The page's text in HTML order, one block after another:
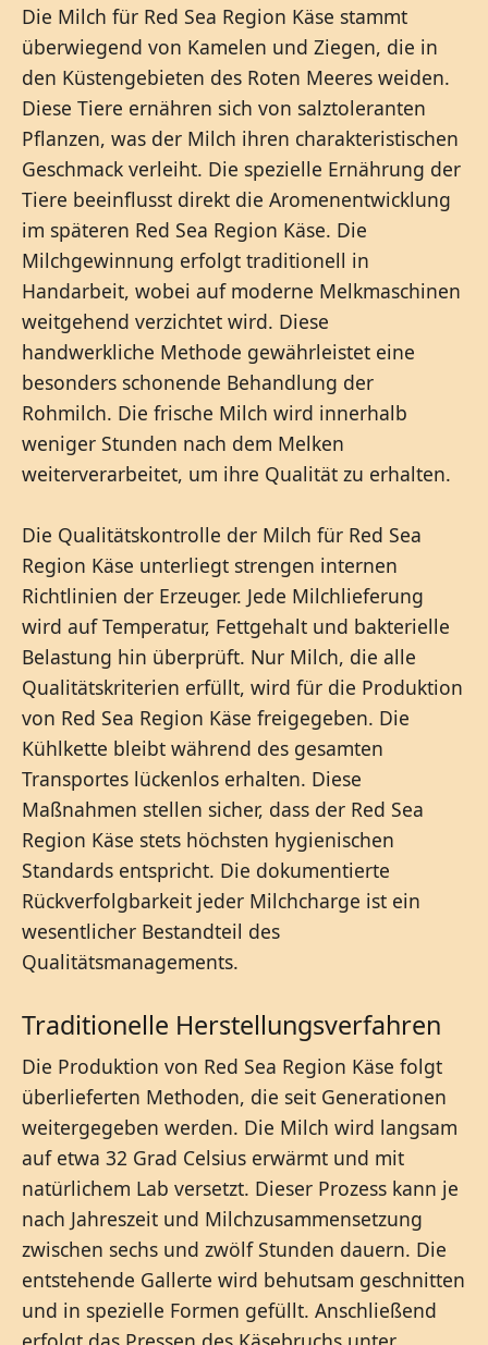
Die Milch für Red Sea Region Käse stammt
überwiegend von Kamelen und Ziegen, die in
den Küstengebieten des Roten Meeres weiden.
Diese Tiere ernähren sich von salztoleranten
Pflanzen, was der Milch ihren charakteristischen
Geschmack verleiht. Die spezielle Ernährung der
Tiere beeinflusst direkt die Aromenentwicklung
im späteren Red Sea Region Käse. Die
Milchgewinnung erfolgt traditionell in
Handarbeit, wobei auf moderne Melkmaschinen
weitgehend verzichtet wird. Diese
handwerkliche Methode gewährleistet eine
besonders schonende Behandlung der
Rohmilch. Die frische Milch wird innerhalb
weniger Stunden nach dem Melken
weiterverarbeitet, um ihre Qualität zu erhalten.
Die Qualitätskontrolle der Milch für Red Sea
Region Käse unterliegt strengen internen
Richtlinien der Erzeuger. Jede Milchlieferung
wird auf Temperatur, Fettgehalt und bakterielle
Belastung hin überprüft. Nur Milch, die alle
Qualitätskriterien erfüllt, wird für die Produktion
von Red Sea Region Käse freigegeben. Die
Kühlkette bleibt während des gesamten
Transportes lückenlos erhalten. Diese
Maßnahmen stellen sicher, dass der Red Sea
Region Käse stets höchsten hygienischen
Standards entspricht. Die dokumentierte
Rückverfolgbarkeit jeder Milchcharge ist ein
wesentlicher Bestandteil des
Qualitätsmanagements.
Traditionelle Herstellungsverfahren
Die Produktion von Red Sea Region Käse folgt
überlieferten Methoden, die seit Generationen
weitergegeben werden. Die Milch wird langsam
auf etwa 32 Grad Celsius erwärmt und mit
natürlichem Lab versetzt. Dieser Prozess kann je
nach Jahreszeit und Milchzusammensetzung
zwischen sechs und zwölf Stunden dauern. Die
entstehende Gallerte wird behutsam geschnitten
und in spezielle Formen gefüllt. Anschließend